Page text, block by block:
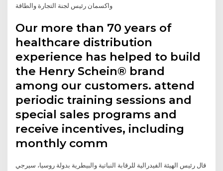
واكسمان رئيس لجنة التجارة والطاقة
Our more than 70 years of
healthcare distribution
experience has helped to build
the Henry Schein® brand
among our customers. attend
periodic training sessions and
special sales programs and
receive incentives, including
monthly comm
قال رئيس الهيئة الفيدرالية للرقابة النباتية والبيطرية بدولة روسيا، سيرجي